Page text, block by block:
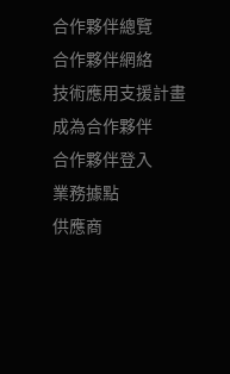
合作夥伴總覽
合作夥伴網絡
技術應用支援計畫
成為合作夥伴
合作夥伴登入
業務據點
供應商